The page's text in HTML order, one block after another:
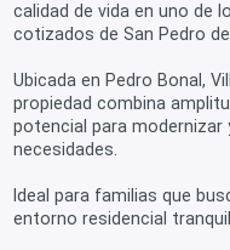
calidad de vida en uno de
cotizados de San Pedro de
Ubicada en Pedro Bonal,
propiedad combina
potencial para modernizar
necesidades.
Ideal para familias que
entorno residencial